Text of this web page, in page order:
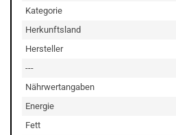
Kategorie
Herkunftsland
Hersteller
---
Nährwertangaben
Energie
Fett